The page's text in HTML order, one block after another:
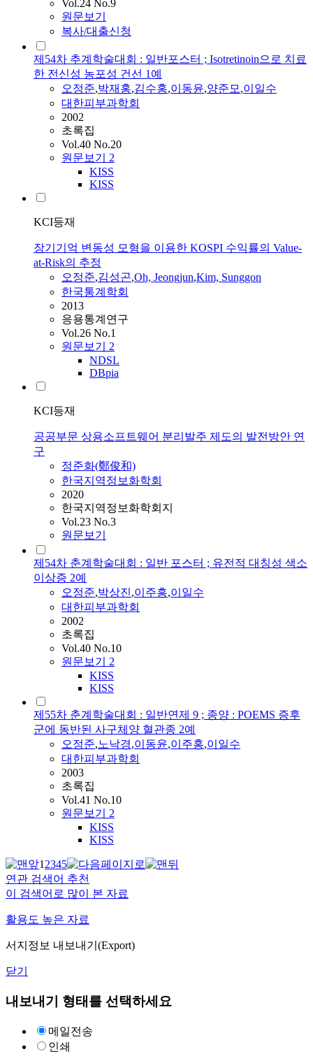
Vol.24 No.9
원문보기
복사/대출신청
제54차 추계학술대회 : 일반포스터 ; Isotretinoin으로 치료
한 전신성 농포성 건선 1예
오정준,박재홍,김수홍,이동윤,양준모,이일수
대한피부과학회
2002
초록집
Vol.40 No.20
원문보기 2
KISS
KISS
KCI등재
장기기억 변동성 모형을 이용한 KOSPI 수익률의 Value-
at-Risk의 추정
오정준,김성곤,Oh, Jeongjun,Kim, Sunggon
한국통계학회
2013
응용통계연구
Vol.26 No.1
원문보기 2
NDSL
DBpia
KCI등재
공공부문 상용소프트웨어 분리발주 제도의 발전방안 연
구
정준화(鄭俊和)
한국지역정보화학회
2020
한국지역정보화학회지
Vol.23 No.3
원문보기
제54차 춘계학술대회 : 일반 포스터 ; 유전적 대칭성 색소
이상증 2예
오정준,박상진,이주흥,이일수
대한피부과학회
2002
초록집
Vol.40 No.10
원문보기 2
KISS
KISS
제55차 춘계학술대회 : 일반연제 9 ; 종양 : POEMS 증후
군에 동반된 사구체양 혈관종 2예
오정준,노낙경,이동윤,이주홍,이일수
대한피부과학회
2003
초록집
Vol.41 No.10
원문보기 2
KISS
KISS
12345
연관 검색어 추천
이 검색어로 많이 본 자료
활용도 높은 자료
서지정보 내보내기(Export)
닫기
내보내기 형태를 선택하세요
메일전송
인쇄